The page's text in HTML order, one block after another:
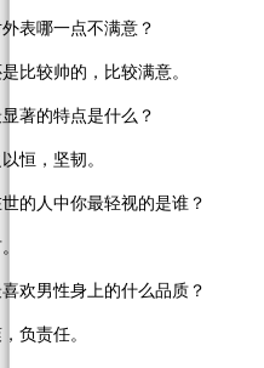
哪一点不满意？
较帅的，比较满意。
的特点是什么？
，坚韧。
人中你最轻视的是谁？
男性身上的什么品质？
责任。